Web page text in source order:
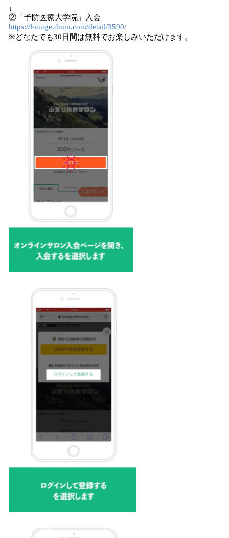
↓
②「予防医療大学院」入会
https://lounge.dmm.com/detail/3590/
※どなたでも30日間は無料でお楽しみいただけます。